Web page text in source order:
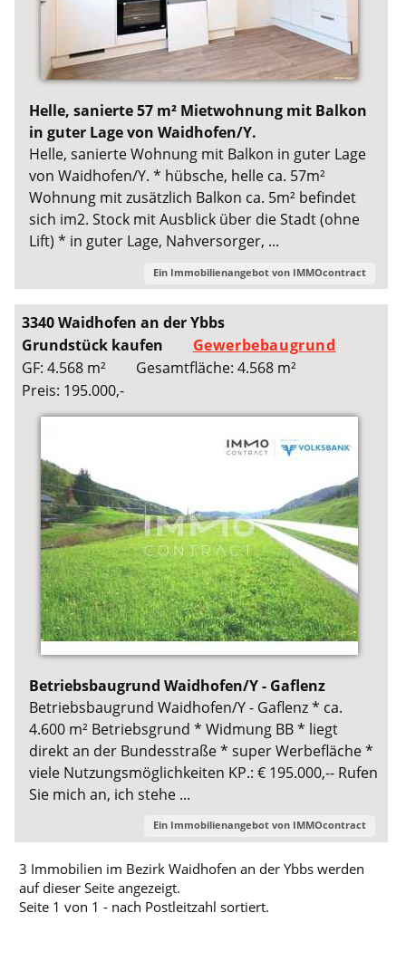
Helle, sanierte 57 m² Mietwohnung mit Balkon
in guter Lage von Waidhofen/Y.
Helle, sanierte Wohnung mit Balkon in guter Lage
von Waidhofen/Y. * hübsche, helle ca. 57m²
Wohnung mit zusätzlich Balkon ca. 5m² befindet
sich im2. Stock mit Ausblick über die Stadt (ohne
Lift) * in guter Lage, Nahversorger, ...
Ein Immobilienangebot von IMMOcontract
3340 Waidhofen an der Ybbs
Grundstück kaufen
Gewerbebaugrund
GF: 4.568 m²
Gesamtfläche: 4.568 m²
Preis: 195.000,-
Betriebsbaugrund Waidhofen/Y - Gaflenz
Betriebsbaugrund Waidhofen/Y - Gaflenz * ca.
4.600 m² Betriebsgrund * Widmung BB * liegt
direkt an der Bundesstraße * super Werbefläche *
viele Nutzungsmöglichkeiten KP.: € 195.000,-- Rufen
Sie mich an, ich stehe ...
Ein Immobilienangebot von IMMOcontract
3 Immobilien im Bezirk Waidhofen an der Ybbs werden
auf dieser Seite angezeigt.
Seite 1 von 1 - nach Postleitzahl sortiert.